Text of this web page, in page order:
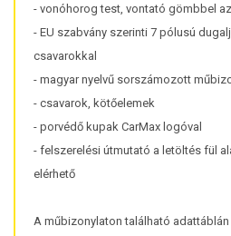
- vonóhorog test, vontató gömbbel
- EU szabvány szerinti 7 pólusú
csavarokkal
- magyar nyelvű sorszámozott
- csavarok, kötőelemek
- porvédő kupak CarMax logóval
- felszerelési útmutató a letöltés fül
elérhető
A műbizonylaton található